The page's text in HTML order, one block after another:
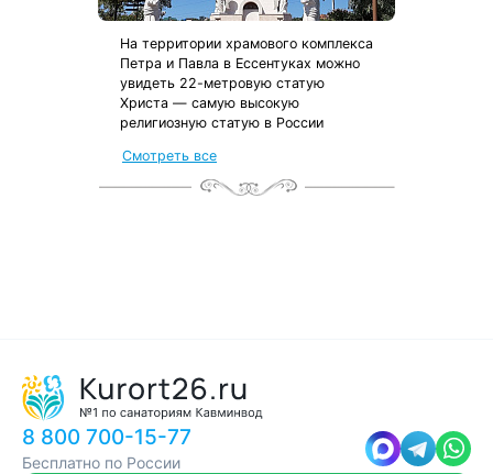
На территории храмового комплекса
Петра и Павла в Ессентуках можно
увидеть 22-метровую статую
Христа — самую высокую
религиозную статую в России
Смотреть все
8 800 700-15-77
Бесплатно по России